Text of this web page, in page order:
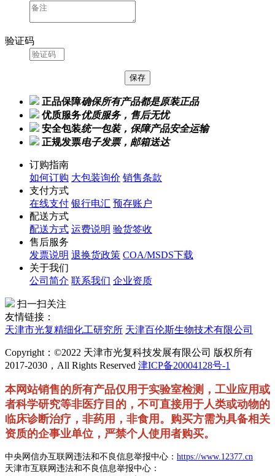
验证码
正品保障确保所有产品都是原装正品
优质服务优质服务，售后无忧
安全包装统一包装，保障产品安全运输
正规发票电子发票，邮箱送达
订购指南
如何订购 大包装询价 销售条款
支付方式
在线支付 银行电汇 预存账户
配送方式
配送方式 运费说明 验货签收
售后服务
发票说明 退换货政策 COA/MSDS下载
关于我们
公司简介 联系我们 企业资质
扫一扫关注
友情链接：
天津市光复精细化工研究所 天津百伦斯生物技术有限公司
Copyright：©2022 天津市光复科技发展有限公司 版权所有
2017-2030，All Rights Reserved 津ICP备20004128号-1
本网站销售的所有产品仅用于实验室检测，工业应用或
者科学研究等非医疗目的，不可直接用于人类或动物的
临床诊断治疗，非药用，非食用。购买方需为具备相关
资质的企事业单位，严禁个人使用者购买。
中央网信办互联网违法和不良信息举报中心： https://www.12377.cn
天津市互联网违法和不良信息举报中心：